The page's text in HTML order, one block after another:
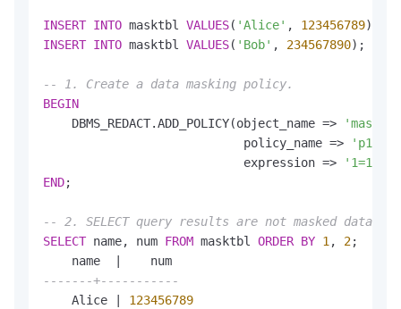
INSERT INTO masktbl VALUES( 'Alice' , 123456789
INSERT INTO masktbl VALUES( 'Bob' , 234567890);
-- 1. Create a data masking policy.
BEGIN
    DBMS_REDACT.ADD_POLICY(object_name
=>
                            policy_name
=> 'p1'
                            expression
=> '1=1'
END;
-- 2. SELECT query results are not masked data.
SELECT name, num FROM masktbl ORDER BY 1 , 2;
    name
-------+-----------
    Alice
123456789